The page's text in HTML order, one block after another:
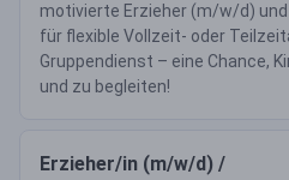
motivierte Erzieher (m/w/d)
für flexible Vollzeit- oder
Gruppendienst – eine Chance,
und zu begleiten!
Erzieher/in (m/w/d) /